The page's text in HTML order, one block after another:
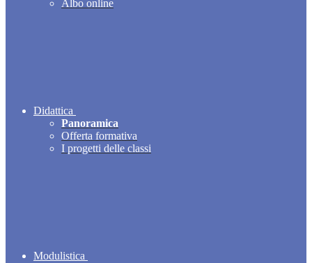
Albo online
Didattica
Panoramica
Offerta formativa
I progetti delle classi
Modulistica